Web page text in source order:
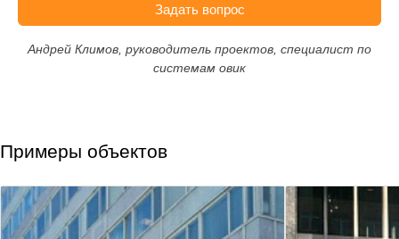
Задать вопрос
Андрей Климов, руководитель проектов, специалист по
системам овик
Примеры объектов